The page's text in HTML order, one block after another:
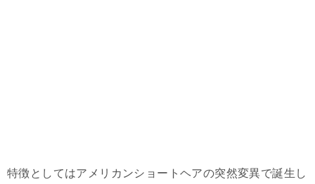
特徴としてはアメリカンショートヘアの突然変異で誕生し